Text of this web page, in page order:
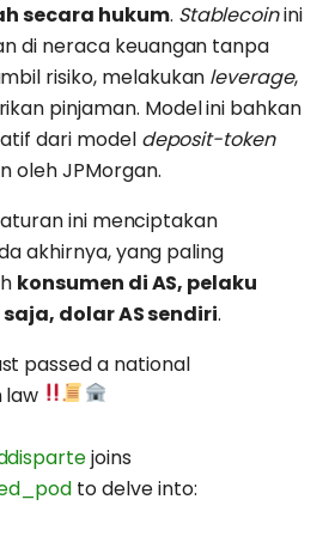
secara hukum. Stablecoinini
di neraca keuangan tanpa
risiko, melakukan leverage,
pinjaman. Model ini bahkan
dari model deposit-token
oleh JPMorgan.
ini menciptakan
akhirnya, yang paling
konsumen di AS, pelaku
dolar AS sendiri.
passed a national
law
joins
to delve into: